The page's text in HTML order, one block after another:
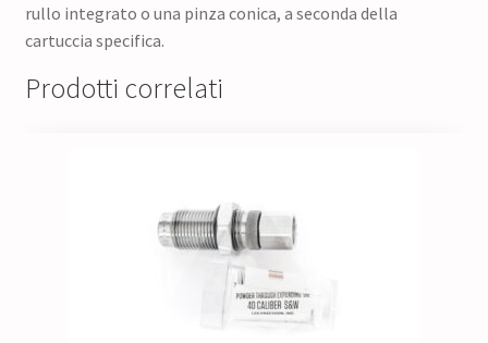
rullo integrato o una pinza conica, a seconda della
cartuccia specifica.
Prodotti correlati